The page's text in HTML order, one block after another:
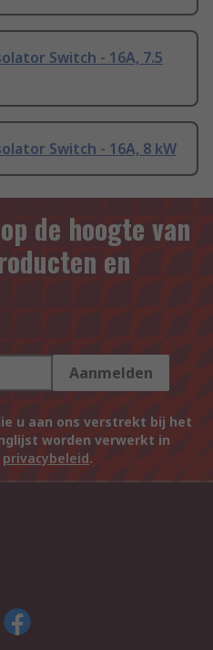
Switch - 16A, 7.5
Switch - 16A, 8 kW
de hoogte van
en
Aanmelden
u aan ons verstrekt bij het
worden verwerkt in
privacybeleid.